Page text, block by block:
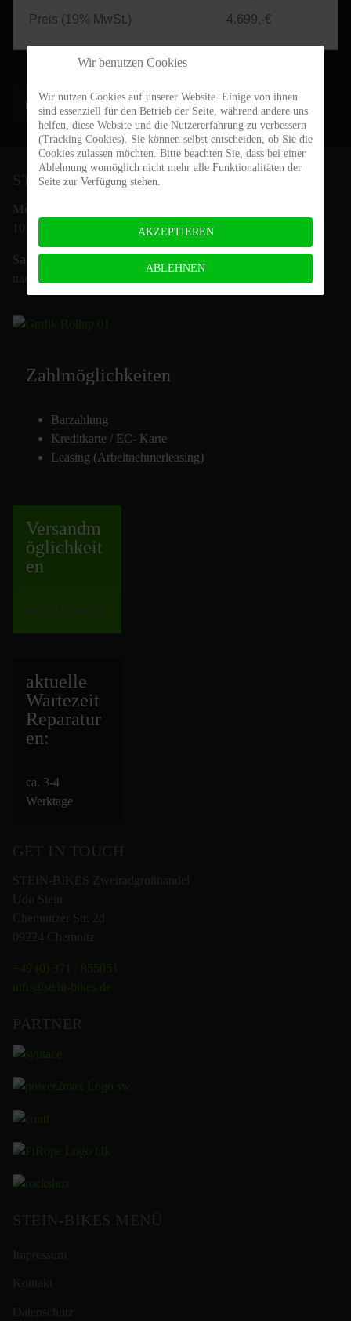
Preis (19% MwSt.) 4.699,-€
Vorheriger Beitrag: Ranger Road
Zurück
STEIN-BIKES ÖFFNUNGSZEITEN
Mo.- Fr.:
10:00 - 18:00 Uhr
Sa.:
nach Vereinbarung
Zahlmöglichkeiten
Barzahlung
Kreditkarte / EC- Karte
Leasing (Arbeitnehmerleasing)
Versandm
öglichkeit
en
nach Absprache
aktuelle
Wartezeit
Reparatur
en:
ca. 3-4
Werktage
GET IN TOUCH
STEIN-BIKES Zweiradgroßhandel
Udo Stein
Chemnitzer Str. 2d
09224 Chemnitz
+49 (0) 371 / 855051
info@stein-bikes.de
PARTNER
STEIN-BIKES MENÜ
Wir benutzen Cookies
Wir nutzen Cookies auf unserer Website. Einige von ihnen
sind essenziell für den Betrieb der Seite, während andere uns
helfen, diese Website und die Nutzererfahrung zu verbessern
(Tracking Cookies). Sie können selbst entscheiden, ob Sie die
Cookies zulassen möchten. Bitte beachten Sie, dass bei einer
Ablehnung womöglich nicht mehr alle Funktionalitäten der
Seite zur Verfügung stehen.
AKZEPTIEREN
ABLEHNEN